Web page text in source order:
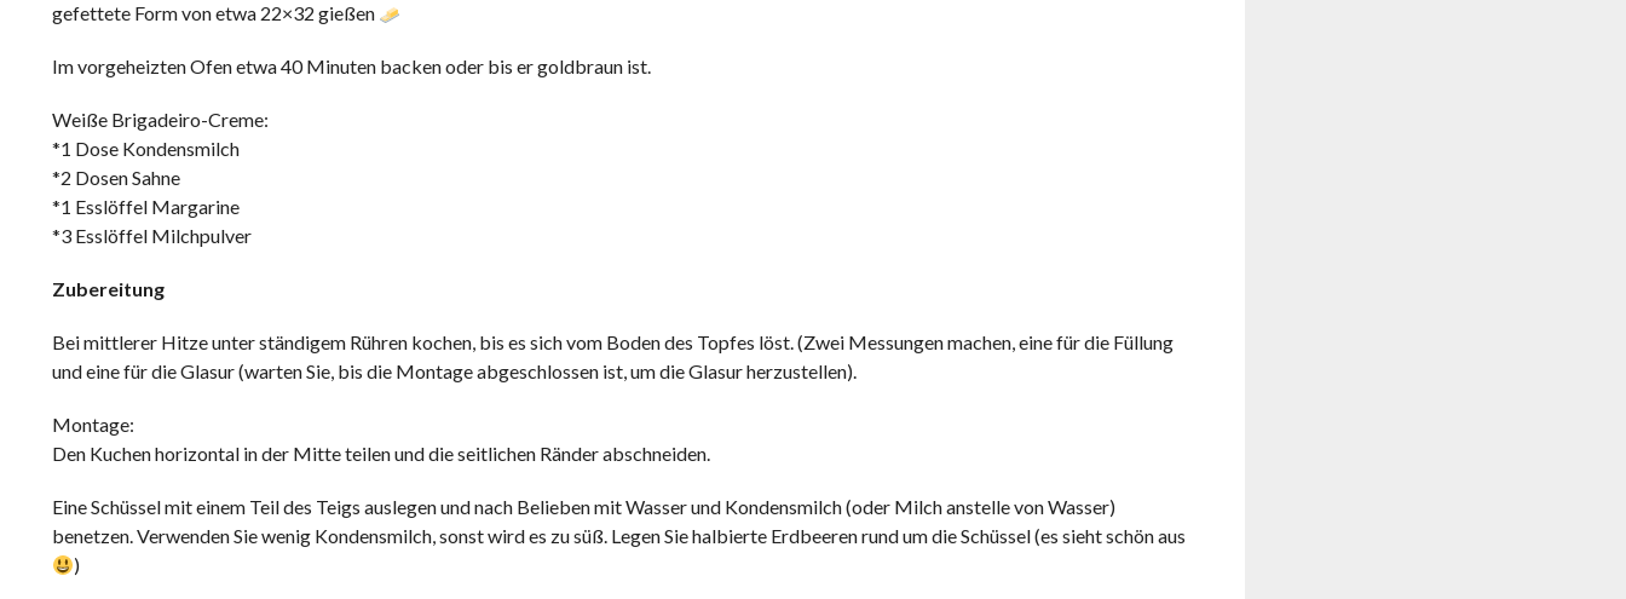
gefettete Form von etwa 22×32 gießen
Im vorgeheizten Ofen etwa 40 Minuten backen oder bis er goldbraun ist.
Weiße Brigadeiro-Creme:
*1 Dose Kondensmilch
*2 Dosen Sahne
*1 Esslöffel Margarine
*3 Esslöffel Milchpulver
Zubereitung
Bei mittlerer Hitze unter ständigem Rühren kochen, bis es sich vom Boden des Topfes löst. (Zwei Messungen machen, eine für die Füllung
und eine für die Glasur (warten Sie, bis die Montage abgeschlossen ist, um die Glasur herzustellen).
Montage:
Den Kuchen horizontal in der Mitte teilen und die seitlichen Ränder abschneiden.
Eine Schüssel mit einem Teil des Teigs auslegen und nach Belieben mit Wasser und Kondensmilch (oder Milch anstelle von Wasser)
benetzen. Verwenden Sie wenig Kondensmilch, sonst wird es zu süß. Legen Sie halbierte Erdbeeren rund um die Schüssel (es sieht schön aus
)